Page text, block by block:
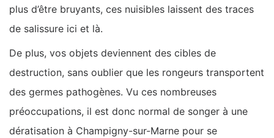
plus d’être bruyants, ces nuisibles laissent des traces
de salissure ici et là.
De plus, vos objets deviennent des cibles de
destruction, sans oublier que les rongeurs transportent
des germes pathogènes. Vu ces nombreuses
préoccupations, il est donc normal de songer à une
dératisation à Champigny-sur-Marne pour se